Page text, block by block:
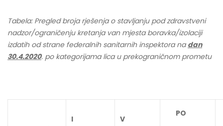
Tabela: Pregled broja rješenja o stavljanju pod zdravstveni
nadzor/ograničenju kretanja van mjesta boravka/izolaciji
izdatih od strane federalnih sanitarnih inspektora na dan
30.4.2020. po kategorijama lica u prekograničnom prometu
I V
PO